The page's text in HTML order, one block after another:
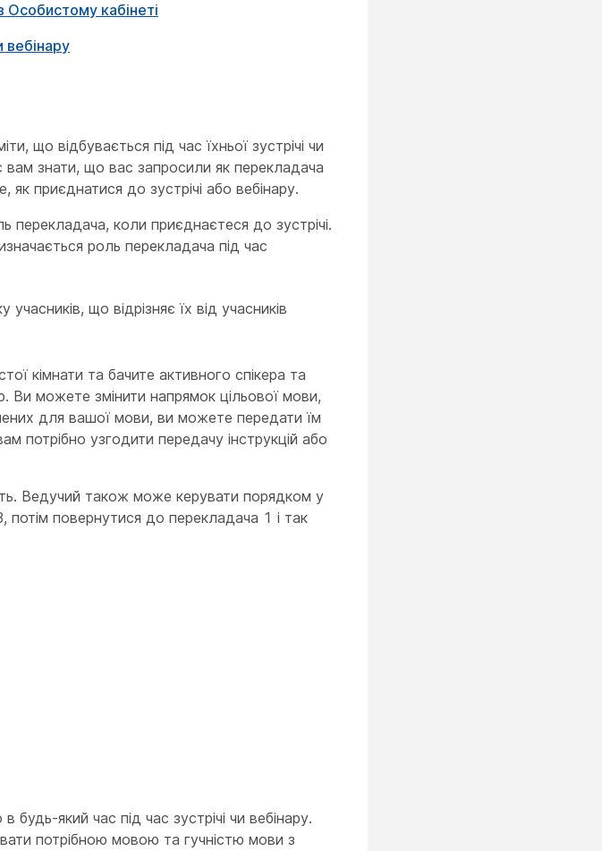
Особистому кабінеті
вебінару
що відбувається під час їхньої зустрічі чи
знати, що вас запросили як перекладача
приєднатися до зустрічі або вебінару.
коли приєднаєтеся до зустрічі.
роль перекладача під час
що відрізняє їх від учасників
кімнати та бачите активного спікера та
Ви можете змінити напрямок цільової мови,
для вашої мови, ви можете передати їм
потрібно узгодити передачу інструкцій або
Ведучий також може керувати порядком у
потім повернутися до перекладача 1 і так
який час під час зустрічі чи вебінару.
потрібною мовою та гучністю мови з